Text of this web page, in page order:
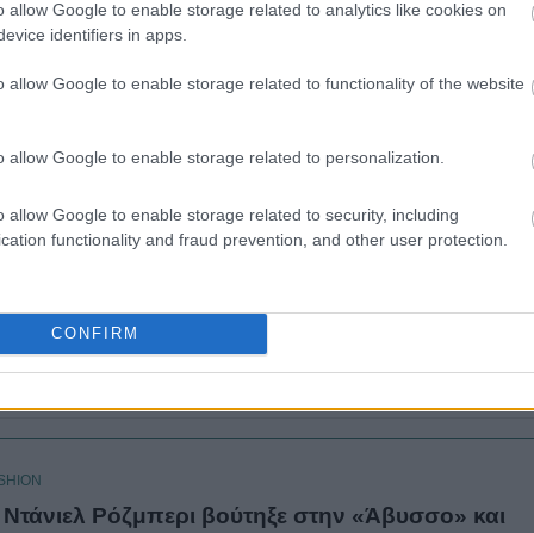
allow Google to enable storage related to analytics like cookies on
identifiers in apps.
allow Google to enable storage related to functionality of the website
allow Google to enable storage related to personalization.
allow Google to enable storage related to security, including
functionality and fraud prevention, and other user protection.
CONFIRM
λειτούργησε ως φυσική προέκταση της
Ρόζμπερι βούτηξε στην «Άβυσσο» και